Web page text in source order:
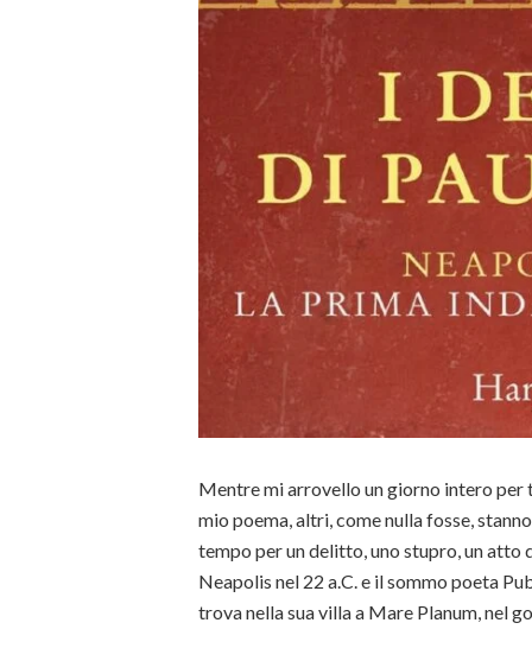
Mentre mi arrovello un giorno intero per
mio poema, altri, come nulla fosse,
tempo per un delitto, uno stupro, un atto
Neapolis nel 22 a.C. e il sommo poeta
trova nella sua villa a Mare Planum, nel